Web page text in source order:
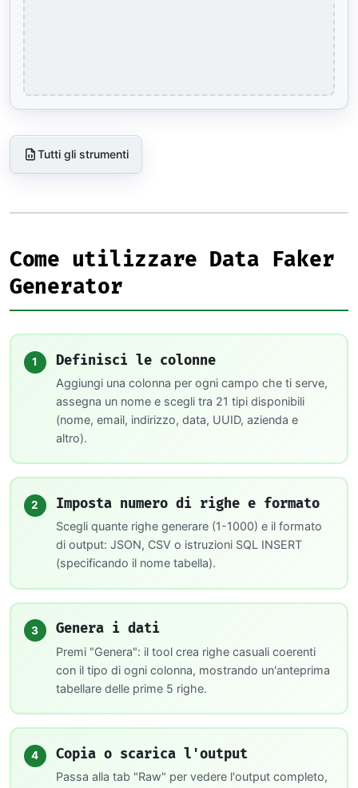
Tutti gli strumenti
Come utilizzare Data Faker
Generator
1 Definisci le colonne
Aggiungi una colonna per ogni campo che ti serve,
assegna un nome e scegli tra 21 tipi disponibili
(nome, email, indirizzo, data, UUID, azienda e
altro).
2 Imposta numero di righe e formato
Scegli quante righe generare (1-1000) e il formato
di output: JSON, CSV o istruzioni SQL INSERT
(specificando il nome tabella).
3 Genera i dati
Premi "Genera": il tool crea righe casuali coerenti
con il tipo di ogni colonna, mostrando un'anteprima
tabellare delle prime 5 righe.
4 Copia o scarica l'output
Passa alla tab "Raw" per vedere l'output completo,